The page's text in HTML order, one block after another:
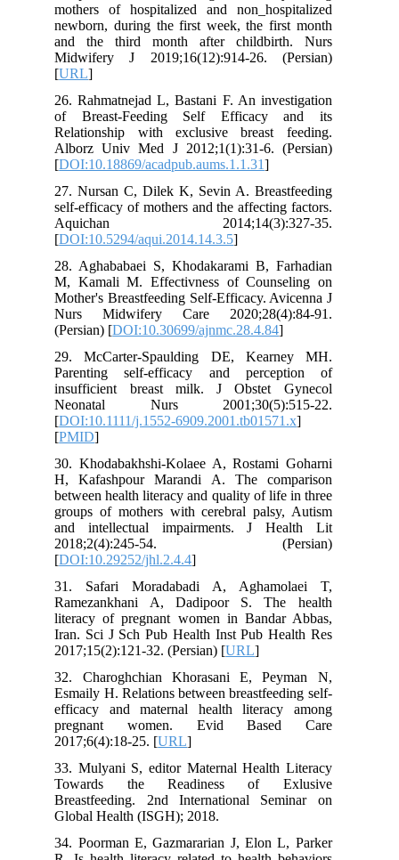
mothers of hospitalized and non_hospitalized
newborn, during the first week, the first month
and the third month after childbirth. Nurs
Midwifery J 2019;16(12):914-26. (Persian)
[URL
26. Rahmatnejad L, Bastani F. An investigation
of Breast-Feeding Self Efficacy and its
Relationship with exclusive breast feeding.
Alborz Univ Med J 2012;1(1):31-6. (Persian)
[DOI:10.18869/acadpub.aums.1.1.31
27. Nursan C, Dilek K, Sevin A. Breastfeeding
self-efficacy of mothers and the affecting factors.
Aquichan 2014;14(3):327-35.
[DOI:10.5294/aqui.2014.14.3.5
28. Aghababaei S, Khodakarami B, Farhadian
M, Kamali M. Effectivness of Counseling on
Mother's Breastfeeding Self-Efficacy. Avicenna J
Nurs Midwifery Care 2020;28(4):84-91.
(Persian) [DOI:10.30699/ajnmc.28.4.84
29. McCarter‐Spaulding DE, Kearney MH.
Parenting self‐efficacy and perception of
insufficient breast milk. J Obstet Gynecol
Neonatal Nurs 2001;30(5):515-22.
[DOI:10.1111/j.1552-6909.2001.tb01571.x
[PMID
30. Khodabakhshi-Kolaee A, Rostami Goharni
H, Kafashpour Marandi A. The comparison
between health literacy and quality of life in three
groups of mothers with cerebral palsy, Autism
and intellectual impairments. J Health Lit
2018;2(4):245-54. (Persian)
[DOI:10.29252/jhl.2.4.4
31. Safari Moradabadi A, Aghamolaei T,
Ramezankhani A, Dadipoor S. The health
literacy of pregnant women in Bandar Abbas,
Iran. Sci J Sch Pub Health Inst Pub Health Res
2017;15(2):121-32. (Persian) [URL
32. Charoghchian Khorasani E, Peyman N,
Esmaily H. Relations between breastfeeding self-
efficacy and maternal health literacy among
pregnant women. Evid Based Care
2017;6(4):18-25. [URL
33. Mulyani S, editor Maternal Health Literacy
Towards the Readiness of Exlusive
Breastfeeding. 2nd International Seminar on
Global Health (ISGH); 2018.
34. Poorman E, Gazmararian J, Elon L, Parker